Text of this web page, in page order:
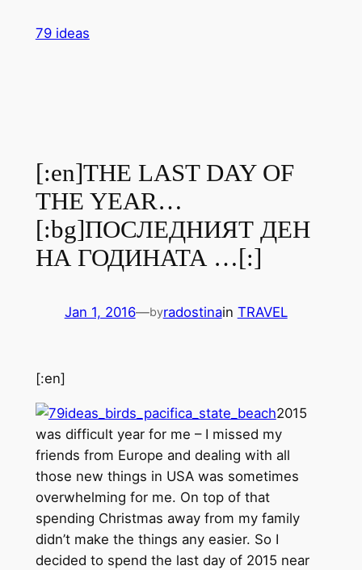
79 ideas
[:en]THE LAST DAY OF
THE YEAR…
[:bg]ПОСЛЕДНИЯТ ДЕН
НА ГОДИНАТА …[:]
Jan 1, 2016—byradostinain TRAVEL
[:en]
2015
was difficult year for me – I missed my
friends from Europe and dealing with all
those new things in USA was sometimes
overwhelming for me. On top of that
spending Christmas away from my family
didn’t make the things any easier. So I
decided to spend the last day of 2015 near